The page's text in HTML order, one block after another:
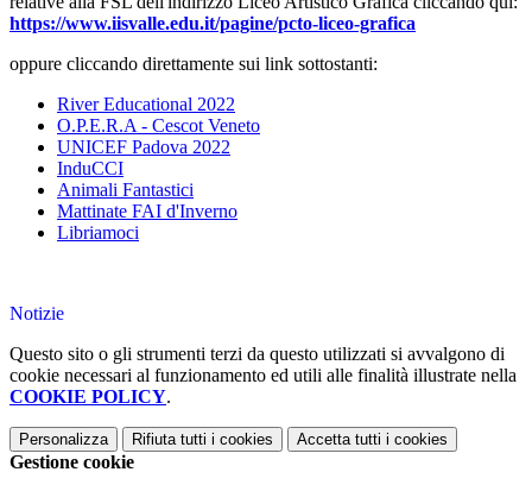
https://www.iisvalle.edu.it/pagine/pcto-liceo-grafica
oppure cliccando direttamente sui link sottostanti:
River Educational 2022
O.P.E.R.A - Cescot Veneto
UNICEF Padova 2022
InduCCI
Animali Fantastici
Mattinate FAI d'Inverno
Libriamoci
Notizie
Questo sito o gli strumenti terzi da questo utilizzati si avvalgono di
cookie necessari al funzionamento ed utili alle finalità illustrate nella
COOKIE POLICY.
Personalizza Rifiuta tutti i cookies Accetta tutti i cookies
Gestione cookie